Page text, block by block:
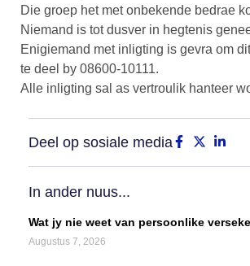
Die groep het met onbekende bedrae
Niemand is tot dusver in hegtenis
Enigiemand met inligting is gevra om
te deel by 08600-10111.
Alle inligting sal as vertroulik hanteer
Deel op sosiale media
In ander nuus...
Wat jy nie weet van persoonlike
Augustus 7, 2026